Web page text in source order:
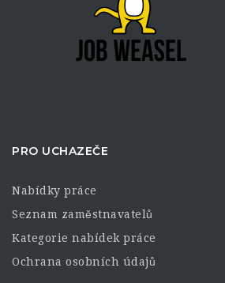
PRO UCHAZEČE
Nabídky práce
Seznam zaměstnavatelů
Kategorie nabídek práce
Ochrana osobních údajů